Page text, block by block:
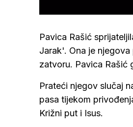
zvuk
Pavica Rašić
Jarak'. Ona je
zatvoru. Pavica Rašić
Prateći njegov slučaj
pasa tijekom
Križni put i Isus.